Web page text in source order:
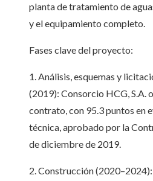
planta de tratamiento de
y el equipamiento completo.
Fases clave del proyecto:
1. Análisis, esquemas y
(2019): Consorcio HCG, S.A.
contrato, con 95.3 puntos en
técnica, aprobado por la
de diciembre de 2019.
2. Construcción